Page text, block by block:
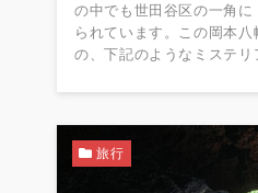
の中でも世田谷区の一角
られています。この岡本
の、下記のようなミステリ
旅行